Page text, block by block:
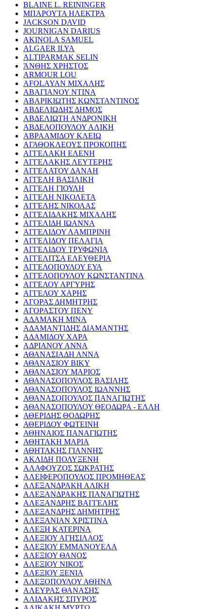
BLAINE L. REININGER
ΜΠΑΡΟΥΤΑ ΗΛΕΚΤΡΑ
JACKSON DAVID
JOURNIGAN DARIUS
AKINOLA SAMUEL
ALGAER ILYA
ALTIPARMAK SELIN
ΆΝΘΗΣ ΧΡΗΣΤΟΣ
ARMOUR LOU
AFOLAYAN ΜΙΧΑΛΗΣ
ΑΒΑΓΙΑΝΟΥ ΝΤΙΝΑ
ΑΒΑΡΙΚΙΩΤΗΣ ΚΩΝΣΤΑΝΤΙΝΟΣ
ΑΒΔΕΛΙΩΔΗΣ ΔΗΜΟΣ
ΑΒΔΕΛΙΩΤΗ ΑΝΔΡΟΝΙΚΗ
ΑΒΔΕΛΟΠΟΥΛΟΥ ΑΛΙΚΗ
ΑΒΡΑΑΜΙΔΟΥ ΚΛΕΙΩ
ΑΓΑΘΟΚΛΕΟΥΣ ΠΡΟΚΟΠΗΣ
ΑΓΓΕΛΑΚΗ ΕΛΕΝΗ
ΑΓΓΕΛΑΚΗΣ ΛΕΥΤΕΡΗΣ
ΑΓΓΕΛΑΤΟΥ ΔΑΝΑΗ
ΑΓΓΕΛΗ ΒΑΣΙΛΙΚΗ
ΑΓΓΕΛΗ ΓΙΟΥΛΗ
ΑΓΓΕΛΗ ΝΙΚΟΛΕΤΑ
ΑΓΓΕΛΗΣ ΝΙΚΟΛΑΣ
ΑΓΓΕΛΙΔΑΚΗΣ ΜΙΧΑΛΗΣ
ΑΓΓΕΛΙΔΗ ΙΩΑΝΝΑ
ΑΓΓΕΛΙΔΟΥ ΛΑΜΠΡΙΝΗ
ΑΓΓΕΛΙΔΟΥ ΠΕΛΑΓΙΑ
ΑΓΓΕΛΙΔΟΥ ΤΡΥΦΩΝΙΑ
ΑΓΓΕΛΙΤΣΑ ΕΛΕΥΘΕΡΙΑ
ΑΓΓΕΛΟΠΟΥΛΟΥ ΕΥΑ
ΑΓΓΕΛΟΠΟΥΛΟΥ ΚΩΝΣΤΑΝΤΙΝΑ
ΑΓΓΕΛΟΥ ΑΡΓΥΡΗΣ
ΑΓΓΕΛΟΥ ΧΑΡΗΣ
ΑΓΟΡΑΣ ΔΗΜΗΤΡΗΣ
ΑΓΟΡΑΣΤΟΥ ΠΕΝΥ
ΑΔΑΜΑΚΗ ΜΙΝΑ
ΑΔΑΜΑΝΤΙΔΗΣ ΔΙΑΜΑΝΤΗΣ
ΑΔΑΜΙΔΟΥ ΧΑΡΑ
ΑΔΡΙΑΝΟΥ ΑΝΝΑ
ΑΘΑΝΑΣΙΑΔΗ ΑΝΝΑ
ΑΘΑΝΑΣΙΟΥ ΒΙΚΥ
ΑΘΑΝΑΣΙΟΥ ΜΑΡΙΟΣ
ΑΘΑΝΑΣΟΠΟΥΛΟΣ ΒΑΣΙΛΗΣ
ΑΘΑΝΑΣΟΠΟΥΛΟΣ ΙΩΑΝΝΗΣ
ΑΘΑΝΑΣΟΠΟΥΛΟΣ ΠΑΝΑΓΙΩΤΗΣ
ΑΘΑΝΑΣΟΠΟΥΛΟΥ ΘΕΟΔΩΡΑ - ΕΛΛΗ
ΑΘΕΡΙΔΗΣ ΘΟΔΩΡΗΣ
ΑΘΕΡΙΔΟΥ ΦΩΤΕΙΝΗ
ΑΘΗΝΑΙΟΣ ΠΑΝΑΓΙΩΤΗΣ
ΑΘΗΤΑΚΗ ΜΑΡΙΑ
ΑΘΗΤΑΚΗΣ ΓΙΑΝΝΗΣ
ΑΚΛΙΔΗ ΠΟΛΥΞΕΝΗ
ΑΛΑΦΟΥΖΟΣ ΣΩΚΡΑΤΗΣ
ΑΛΕΙΦΕΡΟΠΟΥΛΟΣ ΠΡΟΜΗΘΕΑΣ
ΑΛΕΞΑΝΔΡΑΚΗ ΑΛΙΚΗ
ΑΛΕΞΑΝΔΡΑΚΗΣ ΠΑΝΑΓΙΩΤΗΣ
ΑΛΕΞΑΝΔΡΗΣ ΒΑΓΓΕΛΗΣ
ΑΛΕΞΑΝΔΡΗΣ ΔΗΜΗΤΡΗΣ
ΑΛΕΞΑΝΙΑΝ ΧΡΙΣΤΙΝΑ
ΑΛΕΞΗ ΚΑΤΕΡΙΝΑ
ΑΛΕΞΙΟΥ ΑΓΗΣΙΛΑΟΣ
ΑΛΕΞΙΟΥ ΕΜΜΑΝΟΥΕΛΑ
ΑΛΕΞΙΟΥ ΘΑΝΟΣ
ΑΛΕΞΙΟΥ ΝΙΚΟΣ
ΑΛΕΞΙΟΥ ΞΕΝΙΑ
ΑΛΕΞΟΠΟΥΛΟΥ ΑΘΗΝΑ
ΑΛΕΥΡΑΣ ΘΑΝΑΣΗΣ
ΑΛΙΔΑΚΗΣ ΣΠΥΡΟΣ